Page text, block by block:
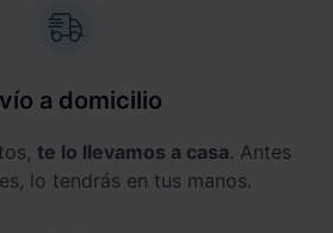
a domicilio
te lo llevamos a casa. Antes
lo tendrás en tus manos.